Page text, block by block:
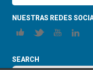
NUESTRAS REDES
SEARCH